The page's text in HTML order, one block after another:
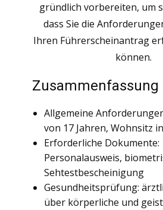
gründlich vorbereiten, um
dass Sie die
Ihren Führerscheinantrag
können.
Zusammenfassung
Allgemeine
von 17 Jahren, Wohnsitz
Erforderliche Dokumente:
Personalausweis,
Sehtestbescheinigung
Gesundheitsprüfung:
über körperliche und